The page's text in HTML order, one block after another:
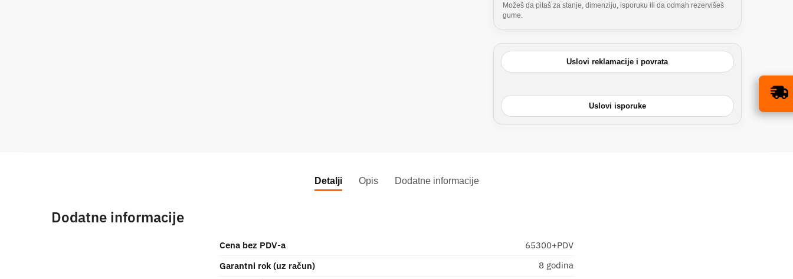
Možeš da pitaš za stanje, dimenziju, isporuku ili da odmah rezervišeš
gume.
Uslovi reklamacije i povrata
Uslovi isporuke
Detalji Opis Dodatne informacije
Dodatne informacije
Cena bez PDV-a
65300+PDV
Garantni rok (uz račun)
8 godina
ZA SVE GUME!
×